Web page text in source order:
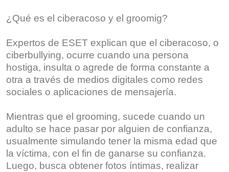
¿Qué es el ciberacoso y el groomig?
Expertos de ESET explican que el ciberacoso, o
ciberbullying, ocurre cuando una persona
hostiga, insulta o agrede de forma constante a
otra a través de medios digitales como redes
sociales o aplicaciones de mensajería.
Mientras que el grooming, sucede cuando un
adulto se hace pasar por alguien de confianza,
usualmente simulando tener la misma edad que
la víctima, con el fin de ganarse su confianza.
Luego, busca obtener fotos íntimas, realizar